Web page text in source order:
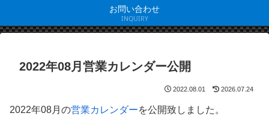
お問い合わせ
INQUIRY
2022年08月営業カレンダー公開
2022.08.01 2026.07.24
2022年08月の営業カレンダーを公開致しました。